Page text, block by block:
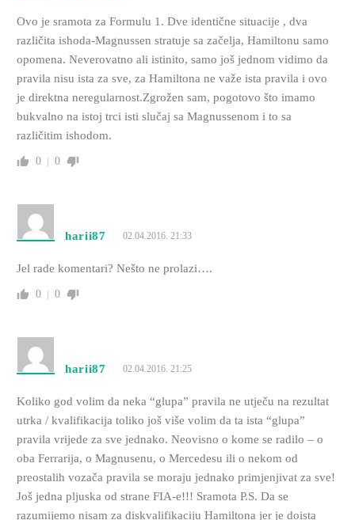
Ovo je sramota za Formulu 1. Dve identične situacije , dva
različita ishoda-Magnussen stratuje sa začelja, Hamiltonu samo
opomena. Neverovatno ali istinito, samo još jednom vidimo da
pravila nisu ista za sve, za Hamiltona ne važe ista pravila i ovo
je direktna neregularnost.Zgrožen sam, pogotovo što imamo
bukvalno na istoj trci isti slučaj sa Magnussenom i to sa
različitim ishodom.
0 0
harii87 02.04.2016. 21:33
Jel rade komentari? Nešto ne prolazi….
0 0
harii87 02.04.2016. 21:25
Koliko god volim da neka “glupa” pravila ne utječu na rezultat
utrka / kvalifikacija toliko još više volim da ta ista “glupa”
pravila vrijede za sve jednako. Neovisno o kome se radilo – o
oba Ferrarija, o Magnusenu, o Mercedesu ili o nekom od
preostalih vozača pravila se moraju jednako primjenjivat za sve!
Još jedna pljuska od strane FIA-e!!! Sramota P.S. Da se
razumijemo nisam za diskvalifikaciju Hamiltona jer je doista